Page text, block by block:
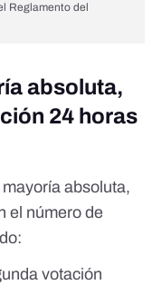
Reglamento del
absoluta,
24 horas
absoluta,
el número de
votación